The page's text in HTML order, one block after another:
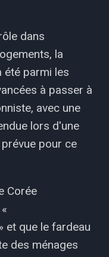
dans
la
été parmi les
à passer à
avec une
lors d'une
pour ce
Corée
et que le fardeau
des ménages